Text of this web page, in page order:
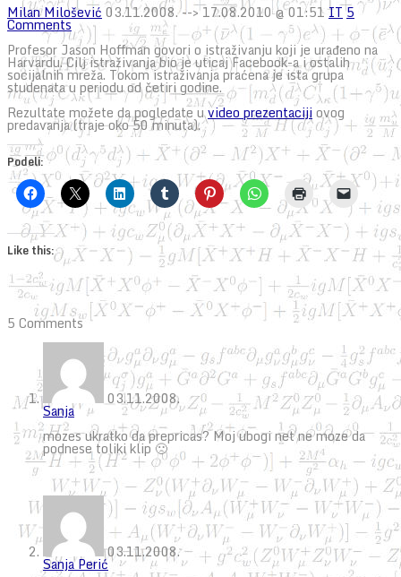
Milan Milošević 03.11.2008. --> 17.08.2010 @ 01:51 IT5
Comments
Profesor Jason Hoffman govori o istraživanju koji je urađeno na
Harvardu. Cilj istraživanja bio je uticaj Facebook-a i ostalih
socijalnih mreža. Tokom istraživanja praćena je ista grupa
studenata u periodu od četiri godine.
Rezultate možete da pogledate uvideo prezentaciji ovog
predavanja (traje oko 50 minuta).
Podeli:
Like this:
5 Comments
03.11.2008.
Sanja
mozes ukratko da prepricas? Moj ubogi net ne moze da
podnese toliki klip 🙁
03.11.2008.
Sanja Perić